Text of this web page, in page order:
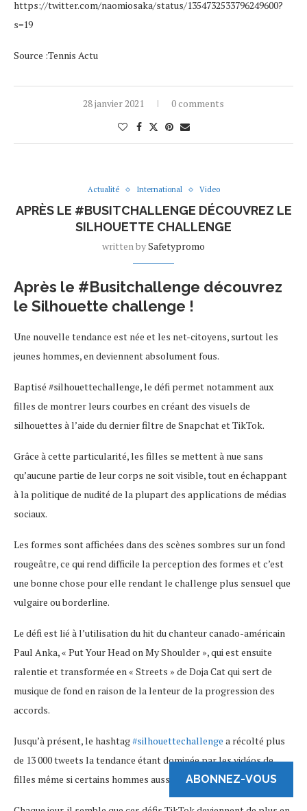
https://twitter.com/naomiosaka/status/1354732533796249600?
s=19
Source :Tennis Actu
28 janvier 2021 0 comments
Actualité International Video
APRÈS LE #BUSITCHALLENGE DÉCOUVREZ LE
SILHOUETTE CHALLENGE
written bySafetypromo
Après le #Busitchallenge découvrez
le Silhouette challenge !
Une nouvelle tendance est née et les net-citoyens, surtout les
jeunes hommes, en deviennent absolument fous.
Baptisé #silhouettechallenge, le défi permet notamment aux
filles de montrer leurs courbes en créant des visuels de
silhouettes à l’aide du dernier filtre de Snapchat et TikTok.
Grâce à cette particularité, les filles se mettent à nue sans
qu’aucune partie de leur corps ne soit visible, tout en échappant
à la politique de nudité de la plupart des applications de médias
sociaux.
Les formes sont affichées dans des scènes sombres sur un fond
rougeâtre, ce qui rend difficile la perception des formes et c’est
une bonne chose pour elle rendant le challenge plus sensuel que
vulgaire ou borderline.
Le défi est lié à l’utilisation du hit du chanteur canado-américain
Paul Anka, « Put Your Head on My Shoulder », qui est ensuite
ralentie et transformée en « Streets » de Doja Cat qui sert de
musique de fond en raison de la lenteur de la progression des
accords.
Jusqu’à présent, le hashtag#silhouettechallenge a récolté plus
de 13 000 tweets la tendance étant dominée par les vidéos de
filles même si certains hommes aussi jouent le jeu.ABONNEZ-VOUS